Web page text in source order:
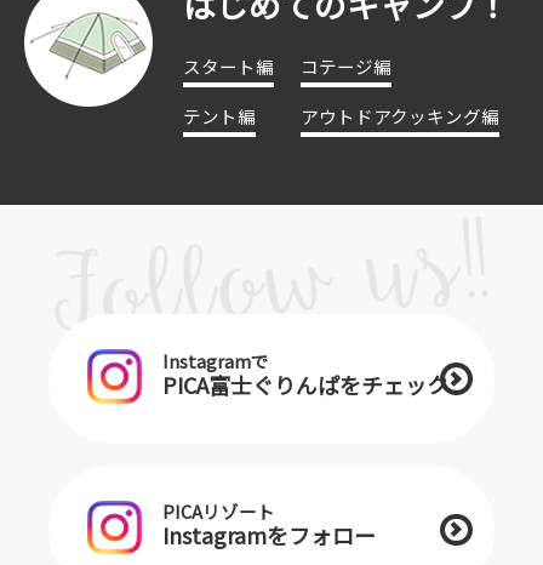
スタート編
コテージ編
テント編
アウトドアクッキング編
Instagramで
PICA富士ぐりんぱをチェック
PICAリゾート
Instagramをフォロー